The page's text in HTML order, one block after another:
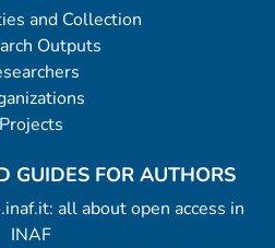
and Collection
Outputs
Projects
GUIDES FOR AUTHORS
all about open access in
INAF